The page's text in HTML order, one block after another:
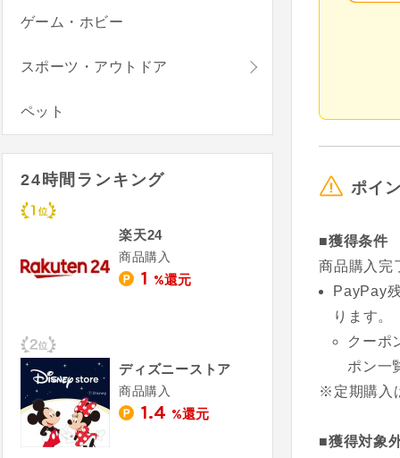
ポイ
■獲得条件
商品購入完
PayPay
ります。
クーポ
ポン一
※定期購入
■獲得対象
ゲーム・ホビー
スポーツ・アウトドア
ペット
24時間ランキング
楽天24
商品購入
1 %還元
ディズニーストア
商品購入
1.4 %還元